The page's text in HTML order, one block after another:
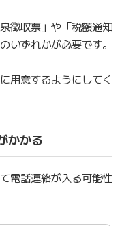
徴収票」や「税額通知
いずれかが必要です。
用意するようにしてく
かかる
電話連絡が入る可能性